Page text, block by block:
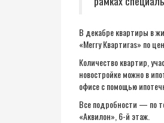
В декабре квартиры в
«Merry Квартиras» по
Количество квартир,
новостройке можно в
офисе с помощью
Все подробности — по
«Аквилон», 6-й этаж.